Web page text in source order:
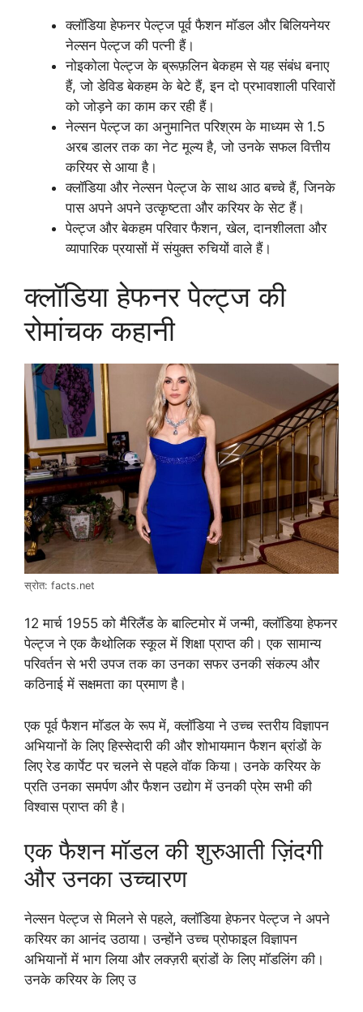
क्लॉडिया हेफनर पेल्ट्ज पूर्व फैशन मॉडल और बिलियनेयर
नेल्सन पेल्ट्ज की पत्नी हैं।
नोइकोला पेल्ट्ज के ब्रूफ़लिन बेकहम से यह संबंध बनाए
हैं, जो डेविड बेकहम के बेटे हैं, इन दो प्रभावशाली परिवारों
को जोड़ने का काम कर रही हैं।
नेल्सन पेल्ट्ज का अनुमानित परिश्रम के माध्यम से 1.5
अरब डालर तक का नेट मूल्य है, जो उनके सफल वित्तीय
करियर से आया है।
क्लॉडिया और नेल्सन पेल्ट्ज के साथ आठ बच्चे हैं, जिनके
पास अपने अपने उत्कृष्टता और करियर के सेट हैं।
पेल्ट्ज और बेकहम परिवार फैशन, खेल, दानशीलता और
व्यापारिक प्रयासों में संयुक्त रुचियों वाले हैं।
क्लॉडिया हेफनर पेल्ट्ज की
रोमांचक कहानी
स्रोत: facts.net
12 मार्च 1955 को मैरिलैंड के बाल्टिमोर में जन्मी, क्लॉडिया हेफनर
पेल्ट्ज ने एक कैथोलिक स्कूल में शिक्षा प्राप्त की। एक सामान्य
परिवर्तन से भरी उपज तक का उनका सफर उनकी संकल्प और
कठिनाई में सक्षमता का प्रमाण है।
एक पूर्व फैशन मॉडल के रूप में, क्लॉडिया ने उच्च स्तरीय विज्ञापन
अभियानों के लिए हिस्सेदारी की और शोभायमान फैशन ब्रांडों के
लिए रेड कार्पेट पर चलने से पहले वॉक किया। उनके करियर के
प्रति उनका समर्पण और फैशन उद्योग में उनकी प्रेम सभी की
विश्वास प्राप्त की है।
एक फैशन मॉडल की शुरुआती ज़िंदगी
और उनका उच्चारण
नेल्सन पेल्ट्ज से मिलने से पहले, क्लॉडिया हेफनर पेल्ट्ज ने अपने
करियर का आनंद उठाया। उन्होंने उच्च प्रोफाइल विज्ञापन
अभियानों में भाग लिया और लक्ज़री ब्रांडों के लिए मॉडलिंग की।
उनके करियर के लिए उ